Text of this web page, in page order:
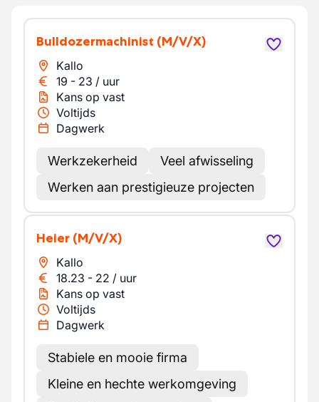
Bulldozermachinist (M/V/X)
Kallo
19 - 23 / uur
Kans op vast
Voltijds
Dagwerk
Werkzekerheid
Veel afwisseling
Werken aan prestigieuze projecten
Heier (M/V/X)
Kallo
18.23 - 22 / uur
Kans op vast
Voltijds
Dagwerk
Stabiele en mooie firma
Kleine en hechte werkomgeving